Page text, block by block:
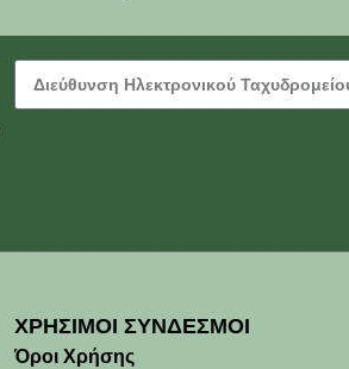
ΧΡΗΣΙΜΟΙ ΣΥΝΔΕΣΜΟΙ
Όροι Χρήσης